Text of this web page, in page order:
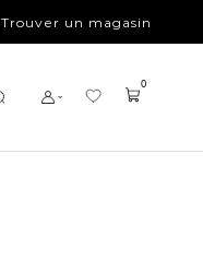
Trouver un magasin
0